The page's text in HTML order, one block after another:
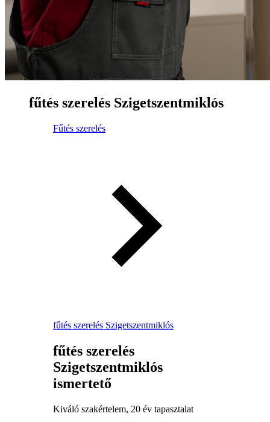
fűtés szerelés Szigetszentmiklós
Fűtés szerelés
fűtés szerelés Szigetszentmiklós
fűtés szerelés
Szigetszentmiklós
ismertető
Kiváló szakértelem, 20 év tapasztalat